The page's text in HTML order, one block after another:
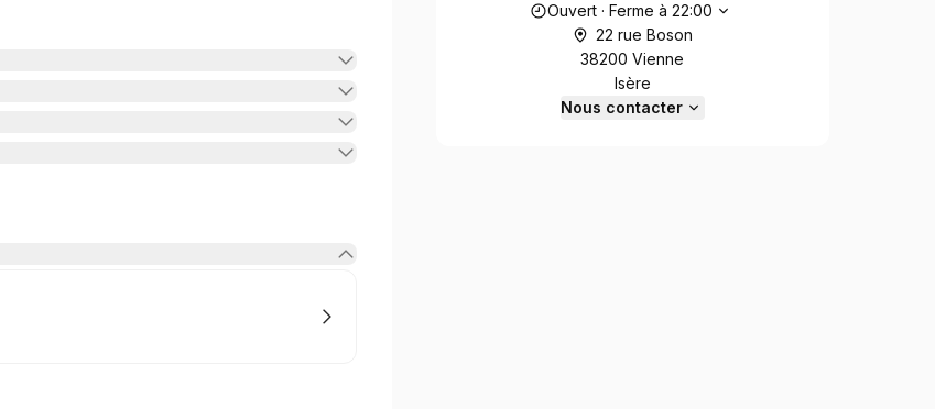
Heures d'ouverture
Ouvert ·Ferme à 22:00
22 rue Boson
38200 Vienne
Isère
Nous contacter